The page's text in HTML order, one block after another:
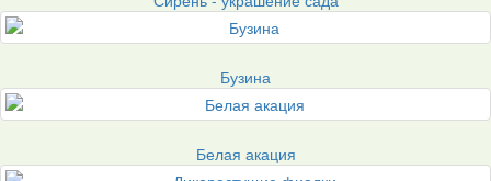
Бузина
Белая акация